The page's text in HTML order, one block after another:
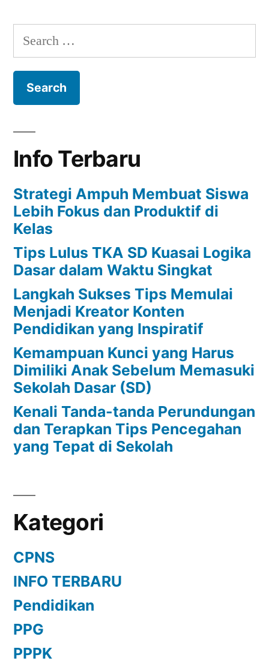
US
Matematika
Search
for:
Info Terbaru
Strategi Ampuh Membuat Siswa
Lebih Fokus dan Produktif di
Kelas
Tips Lulus TKA SD Kuasai Logika
Dasar dalam Waktu Singkat
Langkah Sukses Tips Memulai
Menjadi Kreator Konten
Pendidikan yang Inspiratif
Kemampuan Kunci yang Harus
Dimiliki Anak Sebelum Memasuki
Sekolah Dasar (SD)
Kenali Tanda-tanda Perundungan
dan Terapkan Tips Pencegahan
yang Tepat di Sekolah
Kategori
CPNS
INFO TERBARU
Pendidikan
PPG
PPPK